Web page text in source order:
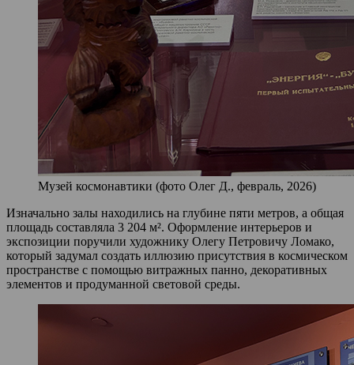
Музей космонавтики (фото Олег Д., февраль, 2026)
Изначально залы находились на глубине пяти метров, а общая
площадь составляла 3 204 м². Оформление интерьеров и
экспозиции поручили художнику Олегу Петровичу Ломако,
который задумал создать иллюзию присутствия в космическом
пространстве с помощью витражных панно, декоративных
элементов и продуманной световой среды.